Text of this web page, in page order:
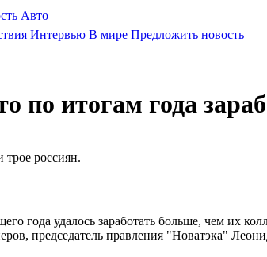
Авто
Интервью В мире Предложить новость
по итогам года
россиян.
года удалось заработать больше, чем
председатель правления "Новатэка"